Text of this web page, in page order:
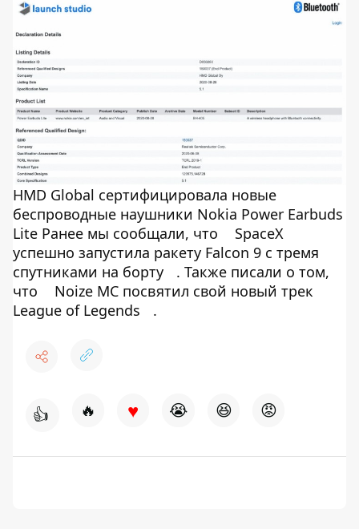
HMD Global сертифицировала новые
беспроводные наушники Nokia Power Earbuds
Lite Ранее мы сообщали, что
SpaceX
успешно запустила ракету Falcon 9 с тремя
спутниками на борту
. Также писали о том,
что
Noize MC посвятил свой новый трек
League of Legends
.
👍 🔥 ♥ 😭 😆 😡